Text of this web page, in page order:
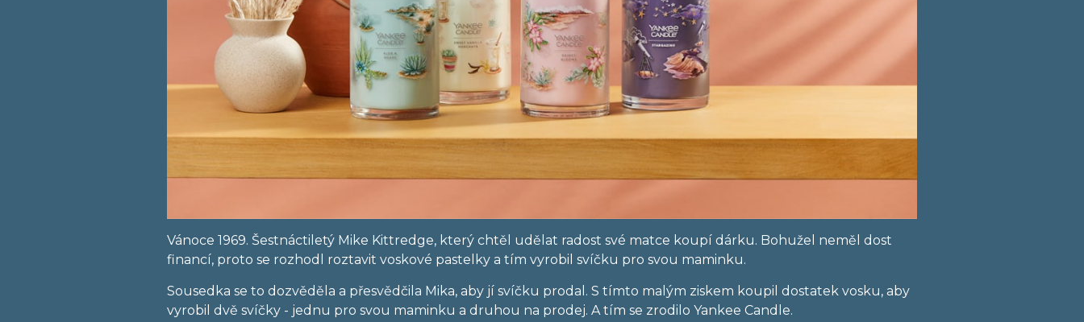
Vánoce 1969. Šestnáctiletý Mike Kittredge, který chtěl udělat radost své matce koupí dárku. Bohužel neměl dost
financí, proto se rozhodl roztavit voskové pastelky a tím vyrobil svíčku pro svou maminku.
Sousedka se to dozvěděla a přesvědčila Mika, aby jí svíčku prodal. S tímto malým ziskem koupil dostatek vosku, aby
vyrobil dvě svíčky - jednu pro svou maminku a druhou na prodej. A tím se zrodilo Yankee Candle.